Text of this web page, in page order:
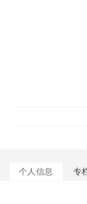
个人信息 专